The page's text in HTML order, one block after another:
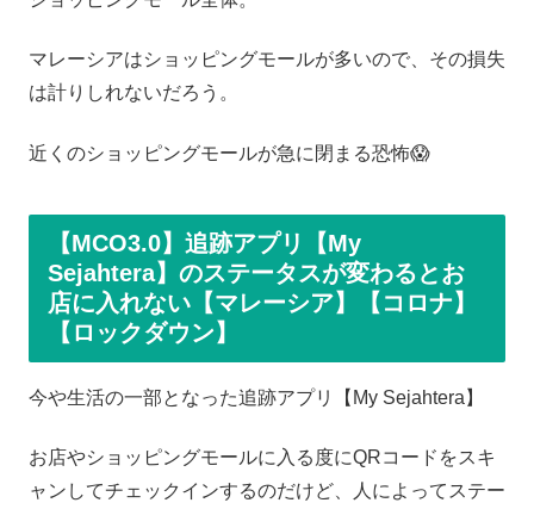
マレーシアはショッピングモールが多いので、その損失
は計りしれないだろう。
近くのショッピングモールが急に閉まる恐怖😱
【MCO3.0】追跡アプリ【My
Sejahtera】のステータスが変わるとお
店に入れない【マレーシア】【コロナ】
【ロックダウン】
今や生活の一部となった追跡アプリ【My Sejahtera】
お店やショッピングモールに入る度にQRコードをスキ
ャンしてチェックインするのだけど、人によってステー